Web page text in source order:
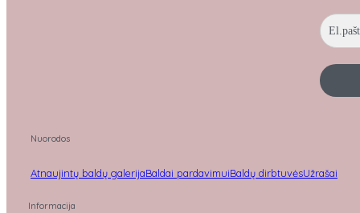
Nuorodos
Atnaujintų baldų galerijaBaldai pardavimuiBaldų dirbtuvėsUžrašai
Informacija